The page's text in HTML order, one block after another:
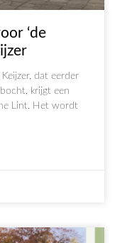
‘de
dat eerder
krijgt een
Lint. Het wordt